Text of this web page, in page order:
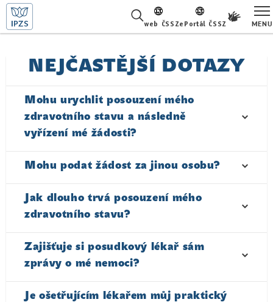
web ČSSZePortál ČSSZ MENU
ČASTÉ DOTAZY
KARIÉRA
PRO LÉKAŘE
PRO MÉDIA
NEJČASTĚJŠÍ DOTAZY
Mohu urychlit posouzení mého
zdravotního stavu a následně
vyřízení mé žádosti?
Mohu podat žádost za jinou osobu?
Jak dlouho trvá posouzení mého
zdravotního stavu?
Zajišťuje si posudkový lékař sám
zprávy o mé nemoci?
Je ošetřujícím lékařem můj praktický